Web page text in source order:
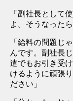
「副社長として
よ。そうなった
「給料の問題じ
んです。副社長
遣でもお引き受
けるように頑張
ださい」